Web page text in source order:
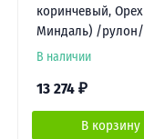
коринчевый, Орех
Миндаль) /рулон/
В наличии
13 274 ₽
В корзину